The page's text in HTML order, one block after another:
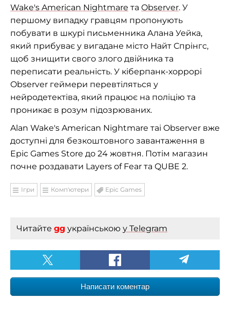
Wake's American Nightmare та Observer. У
першому випадку гравцям пропонують
побувати в шкурі письменника Алана Уейка,
який прибуває у вигадане місто Найт Спрінгс,
щоб знищити свого злого двійника та
переписати реальність. У кіберпанк-хоррорі
Observer геймери перевтіляться у
нейродетектіва, який працює на поліцію та
проникає в розум підозрюваних.
Alan Wake's American Nightmare таі Observer вже
доступні для безкоштовного завантаження в
Epic Games Store до 24 жовтня. Потім магазин
почне роздавати Layers of Fear та QUBE 2.
Ігри Комп'ютери Epic Games
Читайте gg українською у Telegram
Написати коментар